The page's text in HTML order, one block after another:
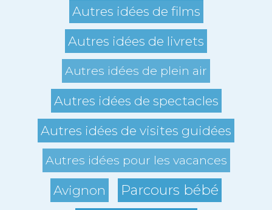
Autres idées de films
Autres idées de livrets
Autres idées de plein air
Autres idées de spectacles
Autres idées de visites guidées
Autres idées pour les vacances
Avignon Parcours bébé